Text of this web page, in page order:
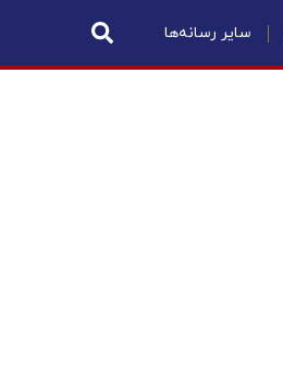
سایر رسانه‌ها